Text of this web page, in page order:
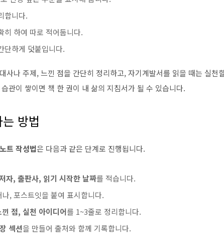
합니다.
히 하여 따로 적어둡니다.
단하게 덧붙입니다.
사나 주제, 느낀 점을 간단히 정리하고, 자기계발서를 읽을 때는 실천
관이 쌓이면 책 한 권이 내 삶의 지침서가 될 수 있습니다.
방법
트 작성법은 다음과 같은 단계로 진행됩니다.
자, 출판사, 읽기 시작한 날짜를 적습니다.
, 포스트잇을 붙여 표시합니다.
점, 실천 아이디어를 1~3줄로 정리합니다.
섹션을 만들어 출처와 함께 기록합니다.